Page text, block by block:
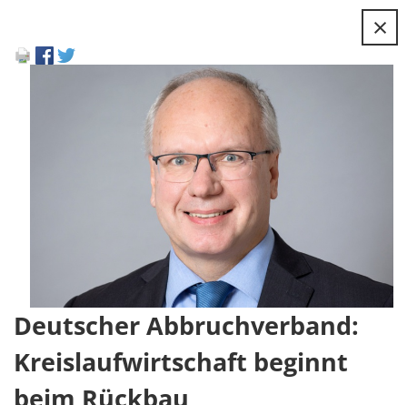
×
Deutscher Abbruchverband:
Kreislaufwirtschaft beginnt
beim Rückbau